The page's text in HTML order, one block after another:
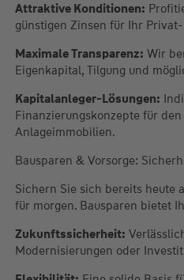
Attraktive Konditionen:
günstigen Zinsen für Ihr
Maximale Transparenz: Wir
Eigenkapital, Tilgung und
Kapitalanleger-Lösungen:
Finanzierungskonzepte für
Anlageimmobilien.
Bausparen & Vorsorge:
Sichern Sie sich bereits heute
für morgen. Bausparen bietet
Zukunftssicherheit:
Modernisierungen oder